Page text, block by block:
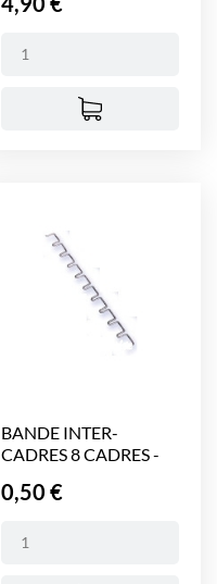
BANDE INTER-
CADRES 8 CADRES -
Prix
0,50 €